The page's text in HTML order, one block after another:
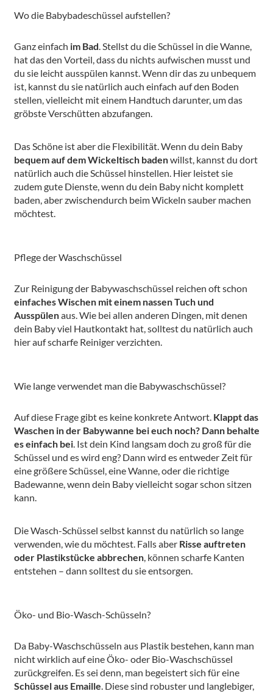
Wo die Babybadeschüssel aufstellen?
Ganz einfach im Bad. Stellst du die Schüssel in die Wanne,
hat das den Vorteil, dass du nichts aufwischen musst und
du sie leicht ausspülen kannst. Wenn dir das zu unbequem
ist, kannst du sie natürlich auch einfach auf den Boden
stellen, vielleicht mit einem Handtuch darunter, um das
gröbste Verschütten abzufangen.
Das Schöne ist aber die Flexibilität. Wenn du dein Baby
bequem auf dem Wickeltisch badenwillst, kannst du dort
natürlich auch die Schüssel hinstellen. Hier leistet sie
zudem gute Dienste, wenn du dein Baby nicht komplett
baden, aber zwischendurch beim Wickeln sauber machen
möchtest.
Pflege der Waschschüssel
Zur Reinigung der Babywaschschüssel reichen oft schon
einfaches Wischen mit einem nassen Tuch und
Ausspülenaus. Wie bei allen anderen Dingen, mit denen
dein Baby viel Hautkontakt hat, solltest du natürlich auch
hier auf scharfe Reiniger verzichten.
Wie lange verwendet man die Babywaschschüssel?
Auf diese Frage gibt es keine konkrete Antwort. Klappt das
Waschen in der Babywanne bei euch noch? Dann behalte
es einfach bei. Ist dein Kind langsam doch zu groß für die
Schüssel und es wird eng? Dann wird es entweder Zeit für
eine größere Schüssel, eine Wanne, oder die richtige
Badewanne, wenn dein Baby vielleicht sogar schon sitzen
kann.
Die Wasch-Schüssel selbst kannst du natürlich so lange
verwenden, wie du möchtest. Falls aber Risse auftreten
oder Plastikstücke abbrechen, können scharfe Kanten
entstehen – dann solltest du sie entsorgen.
Öko- und Bio-Wasch-Schüsseln?
Da Baby-Waschschüsseln aus Plastik bestehen, kann man
nicht wirklich auf eine Öko- oder Bio-Waschschüssel
zurückgreifen. Es sei denn, man begeistert sich für eine
Schüssel aus Emaille. Diese sind robuster und langlebiger,